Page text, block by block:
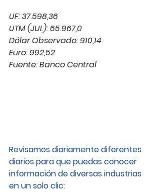
UF: 37.598,36
UTM (JUL): 65.967,0
Dólar Observado: 910,14
Euro: 992,52
Fuente: Banco Central
Revisamos diariamente diferentes
diarios para que puedas conocer
información de diversas industrias
en un solo clic: